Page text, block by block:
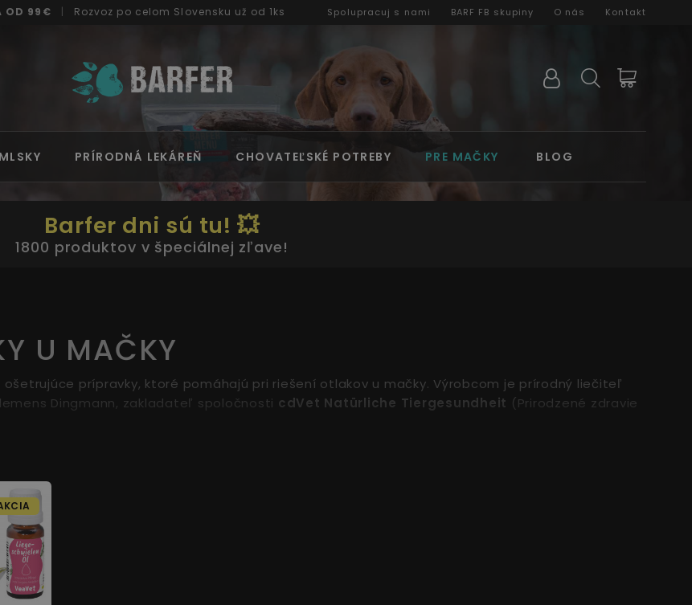
OD 99€ Rozvoz po celom Slovensku už od 1ks Spolupracuj s nami BARF FB skupiny O nás Kontakt
PRÍRODNÁ LEKÁREŇ CHOVATEĽSKÉ POTREBY PRE MAČKY BLOG
Barfer dni sú tu! 💥
1800 produktov v špeciálnej zľave!
U MAČKY
ošetrujúce prípravky, ktoré pomáhajú pri riešení otlakov u mačky. Výrobcom je prírodný liečiteľ
Dingmann, zakladateľ spoločnosti cdVet Natürliche Tiergesundheit (Prirodzené zdravie